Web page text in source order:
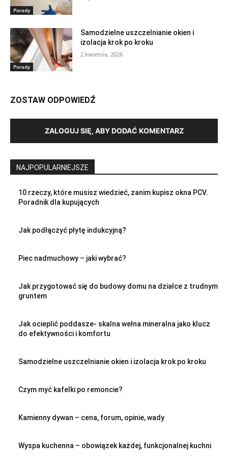
Porady
Porady
Samodzielne uszczelnianie okien i
izolacja krok po kroku
2 kwietnia, 2026
ZOSTAW ODPOWIEDŹ
ZALOGUJ SIĘ, ABY DODAĆ KOMENTARZ
NAJPOPULARNIEJSZE
10 rzeczy, które musisz wiedzieć, zanim kupisz okna PCV.
Poradnik dla kupujących
Jak podłączyć płytę indukcyjną?
Piec nadmuchowy – jaki wybrać?
Jak przygotować się do budowy domu na działce z trudnym
gruntem
Jak ocieplić poddasze- skalna wełna mineralna jako klucz
do efektywności i komfortu
Samodzielne uszczelnianie okien i izolacja krok po kroku
Czym myć kafelki po remoncie?
Kamienny dywan – cena, forum, opinie, wady
Wyspa kuchenna – obowiązek każdej, funkcjonalnej kuchni